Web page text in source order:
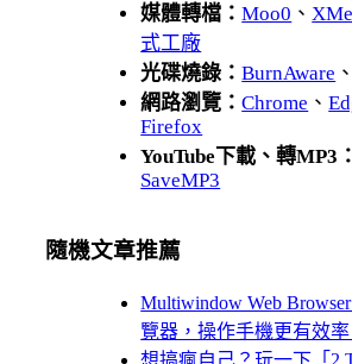
媒體轉檔：Moo0 、
式工廠
光碟燒錄：BurnAware 、
網路瀏覽：Chrome 、
Firefox
YouTube下載、轉MP3
SaveMP3
隨機文章推薦
Multiwindow Web
覽器，操作手機更有效率
想搞瘋自己？玩一下「2